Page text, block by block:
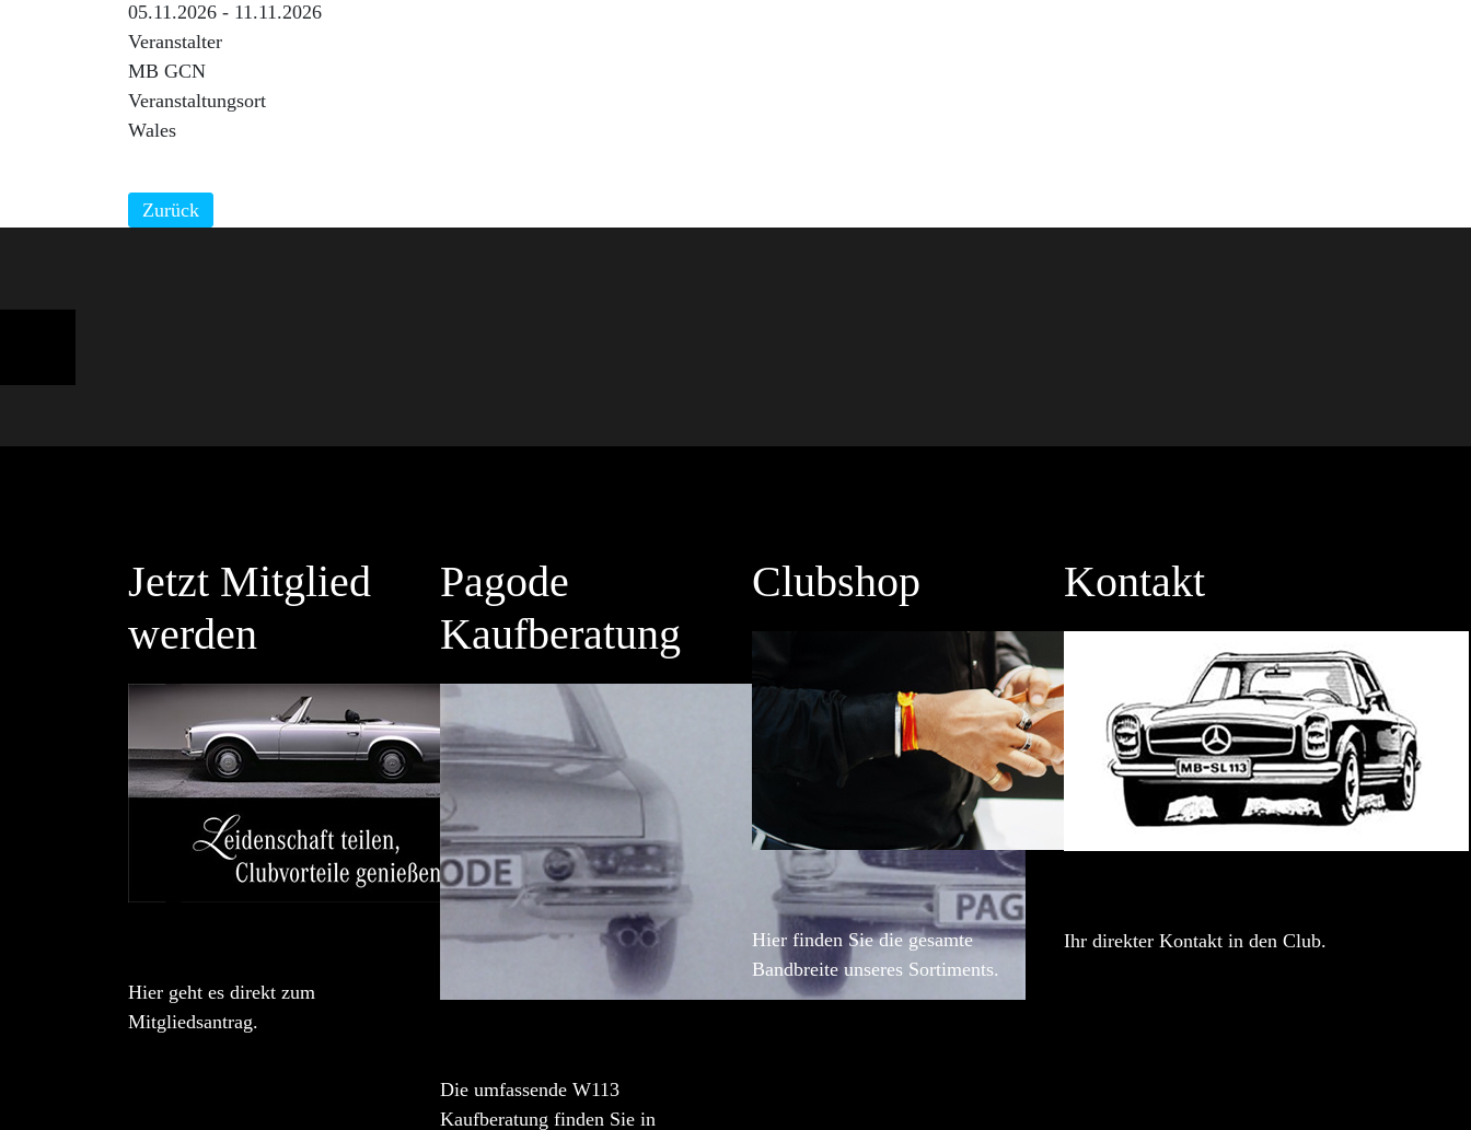
05.11.2026 - 11.11.2026
Veranstalter
MB GCN
Veranstaltungsort
Wales
Zurück
Jetzt Mitglied
werden
Hier geht es direkt zum
Mitgliedsantrag.
Pagode
Kaufberatung
Die umfassende W113
Kaufberatung finden Sie in
Clubshop
Hier finden Sie die gesamte
Bandbreite unseres Sortiments.
Kontakt
Ihr direkter Kontakt in den Club.